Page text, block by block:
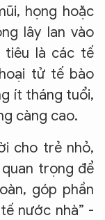
họng hoặc
lây lan vào
tiêu là các tế
tử tế bào
ít tháng tuổi,
càng cao.
cho trẻ nhỏ,
trọng để
góp phần
nước nhà” -